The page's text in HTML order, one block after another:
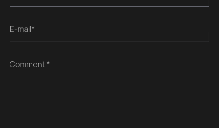
E-mail*
Comment *